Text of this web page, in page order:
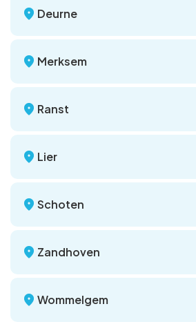
Deurne
Merksem
Ranst
Lier
Schoten
Zandhoven
Wommelgem